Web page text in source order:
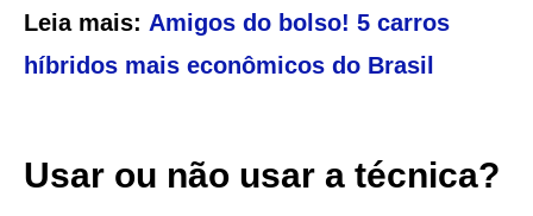
Leia mais: Amigos do bolso! 5 carros
híbridos mais econômicos do Brasil
Usar ou não usar a técnica?